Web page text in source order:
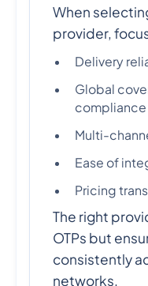
When
provider,
Delivery
Global
compliance
Multi-
Ease of
Pricing
The right
OTPs but
consistently
networks.